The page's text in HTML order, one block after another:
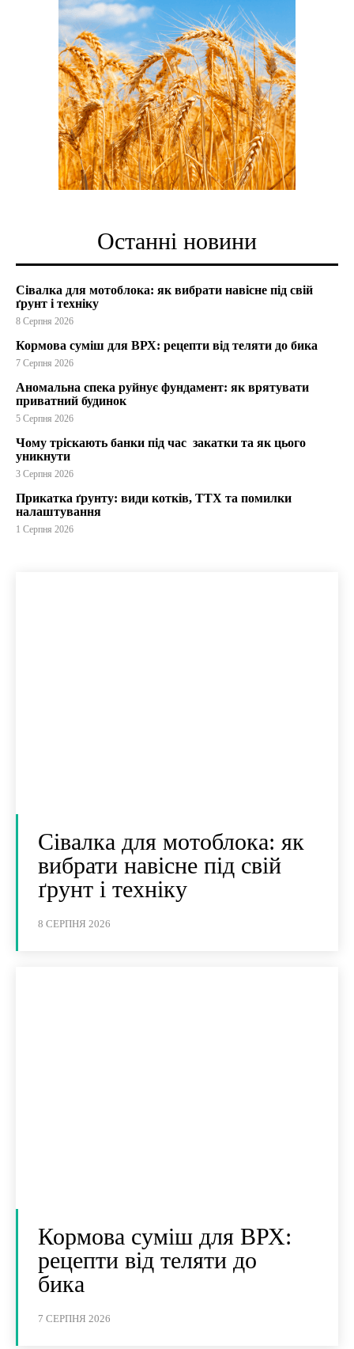
Останні новини
Сівалка для мотоблока: як вибрати навісне під свій
ґрунт і техніку
8 Серпня 2026
Кормова суміш для ВРХ: рецепти від теляти до бика
7 Серпня 2026
Аномальна спека руйнує фундамент: як врятувати
приватний будинок
5 Серпня 2026
Чому тріскають банки під час закатки та як цього
уникнути
3 Серпня 2026
Прикатка ґрунту: види котків, ТТХ та помилки
налаштування
1 Серпня 2026
Сівалка для мотоблока: як
вибрати навісне під свій
ґрунт і техніку
8 СЕРПНЯ 2026
Кормова суміш для ВРХ:
рецепти від теляти до
бика
7 СЕРПНЯ 2026